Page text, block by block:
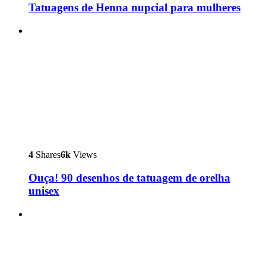
Tatuagens de Henna nupcial para mulheres
4 Shares6k Views
Ouça! 90 desenhos de tatuagem de orelha
unisex